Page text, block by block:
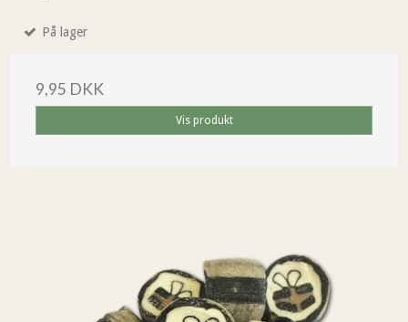
På lager
9,95 DKK
Vis produkt